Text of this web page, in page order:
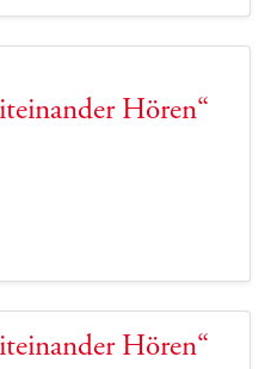
Hören“
Hören“